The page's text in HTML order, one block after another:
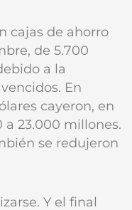
cajas de ahorro
de 5.700
a la
En
cayeron, en
a 23.000 millones.
se redujeron
Y el final